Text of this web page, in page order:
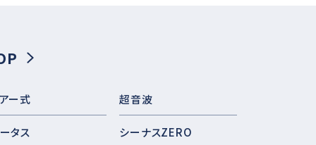
ー式
タス
超音波
シーナスZERO